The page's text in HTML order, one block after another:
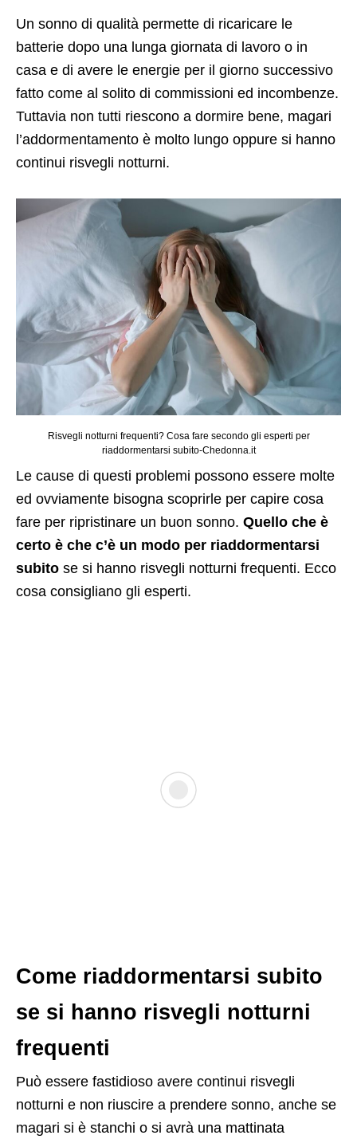
Un sonno di qualità permette di ricaricare le
batterie dopo una lunga giornata di lavoro o in
casa e di avere le energie per il giorno successivo
fatto come al solito di commissioni ed incombenze.
Tuttavia non tutti riescono a dormire bene, magari
l’addormentamento è molto lungo oppure si hanno
continui risvegli notturni.
Risvegli notturni frequenti? Cosa fare secondo gli esperti per
riaddormentarsi subito-Chedonna.it
Le cause di questi problemi possono essere molte
ed ovviamente bisogna scoprirle per capire cosa
fare per ripristinare un buon sonno. Quello che è
certo è che c’è un modo per riaddormentarsi
subito se si hanno risvegli notturni frequenti. Ecco
cosa consigliano gli esperti.
Come riaddormentarsi subito
se si hanno risvegli notturni
frequenti
Può essere fastidioso avere continui risvegli
notturni e non riuscire a prendere sonno, anche se
magari si è stanchi o si avrà una mattinata